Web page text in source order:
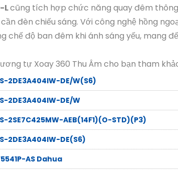
Lcũng tích hợp chức năng quay đêm
đèn chiếu sáng. Với công nghệ hồng
chế độ ban đêm khi ánh sáng yếu, mang
tự Xoay 360 Thu Âm cho bạn tham
2DE3A404IW-DE/W(S6)
2DE3A404IW-DE/W
2SE7C425MW-AEB(14F1)(O-STD)(P3)
2DE3A404IW-DE(S6)
AS Dahua